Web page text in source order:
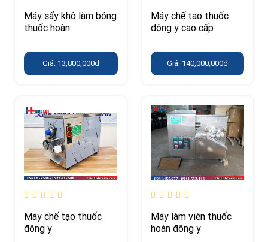
Máy sấy khô làm bóng
thuốc hoàn
Giá: 13,800,000đ
Máy chế tạo thuốc
đông y cao cấp
Giá: 140,000,000đ
Máy chế tạo thuốc
đông y
Máy làm viên thuốc
hoàn đông y